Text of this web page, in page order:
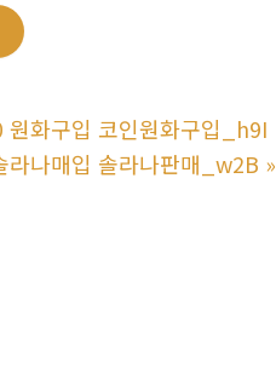
화구입 코인원화구입_h9I
라나매입 솔라나판매_w2B »